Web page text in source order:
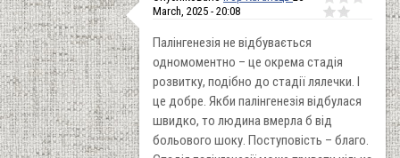
March, 2025 - 20:08
Палінгенезія не відбувається
одномоментно – це окрема стадія
розвитку, подібно до стадії лялечки. І
це добре. Якби палінгенезія відбулася
швидко, то людина вмерла б від
больового шоку. Поступовість – благо.